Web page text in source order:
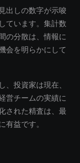
出しの数字が示唆
ています。集計数
の分散は、情報に
会を明らかにして
、投資家は現在、
営チームの実績に
された精査は、最
有益です。